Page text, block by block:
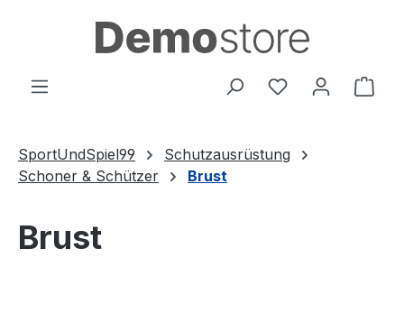
Zum Hauptinhalt springen
Du hast 0
SportUndSpiel99
Schutzausrüstung
Schoner & Schützer
Brust
Brust